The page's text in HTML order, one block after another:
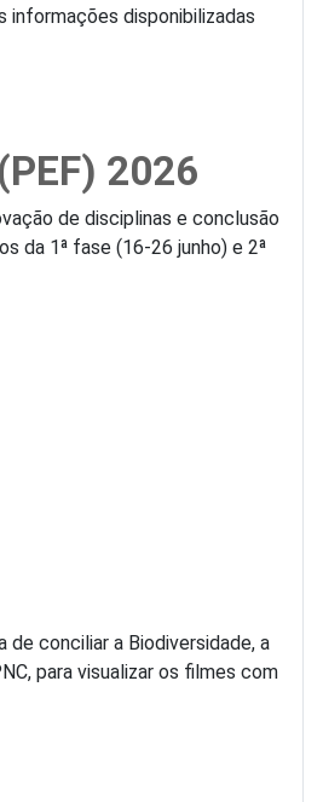
informações disponibilizadas
2026
de disciplinas e conclusão
da 1ª fase (16-26 junho) e 2ª
de conciliar a Biodiversidade, a
para visualizar os filmes com